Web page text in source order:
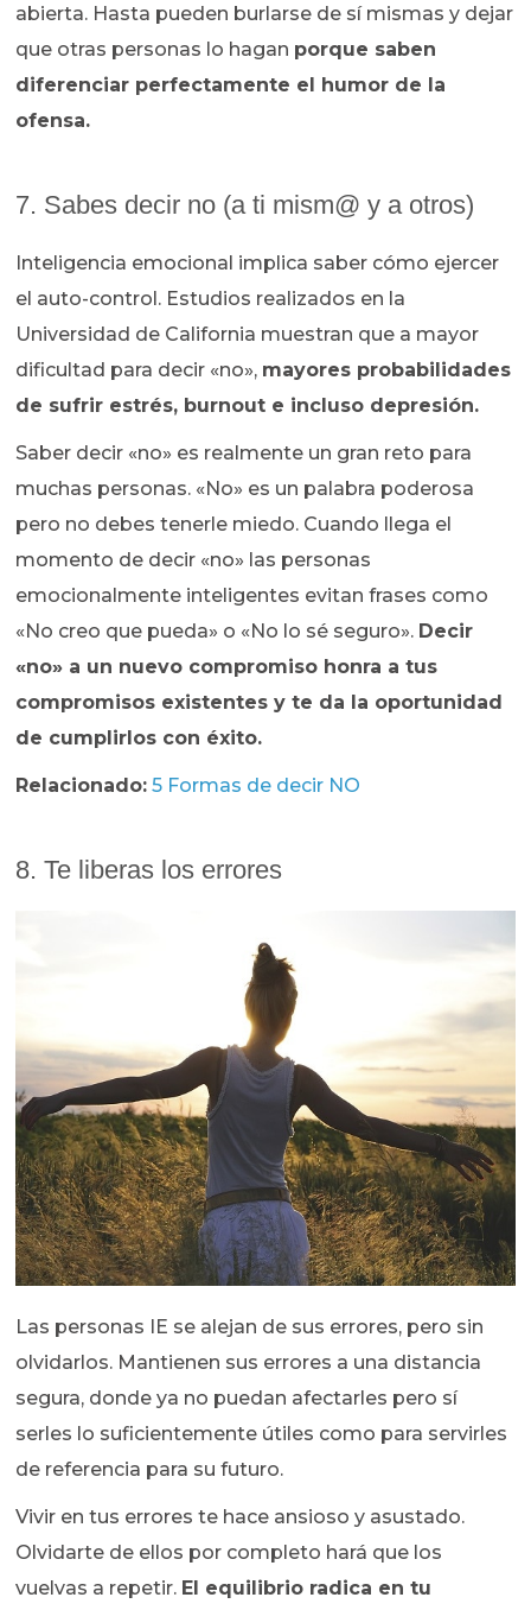
abierta. Hasta pueden burlarse de sí mismas y dejar
que otras personas lo hagan porque saben
diferenciar perfectamente el humor de la
ofensa.
7. Sabes decir no (a ti mism@ y a otros)
Inteligencia emocional implica saber cómo ejercer
el auto-control. Estudios realizados en la
Universidad de California muestran que a mayor
dificultad para decir «no», mayores probabilidades
de sufrir estrés, burnout e incluso depresión.
Saber decir «no» es realmente un gran reto para
muchas personas. «No» es un palabra poderosa
pero no debes tenerle miedo. Cuando llega el
momento de decir «no» las personas
emocionalmente inteligentes evitan frases como
«No creo que pueda» o «No lo sé seguro». Decir
«no» a un nuevo compromiso honra a tus
compromisos existentes y te da la oportunidad
de cumplirlos con éxito.
Relacionado: 5 Formas de decir NO
8. Te liberas los errores
Las personas IE se alejan de sus errores, pero sin
olvidarlos. Mantienen sus errores a una distancia
segura, donde ya no puedan afectarles pero sí
serles lo suficientemente útiles como para servirles
de referencia para su futuro.
Vivir en tus errores te hace ansioso y asustado.
Olvidarte de ellos por completo hará que los
vuelvas a repetir. El equilibrio radica en tu